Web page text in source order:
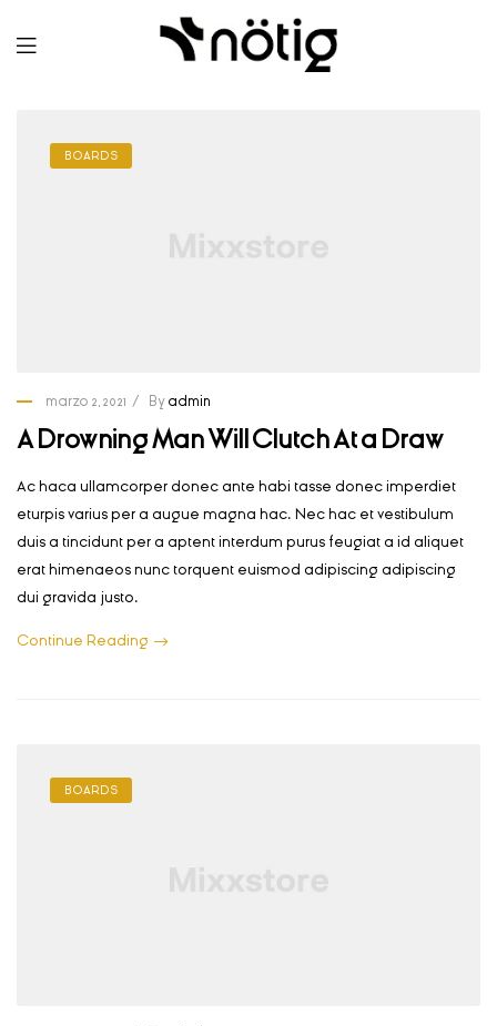
BOARDS
marzo 2, 2021 By admin
A Drowning Man Will Clutch At a Draw
Ac haca ullamcorper donec ante habi tasse donec imperdiet
eturpis varius per a augue magna hac. Nec hac et vestibulum
duis a tincidunt per a aptent interdum purus feugiat a id aliquet
erat himenaeos nunc torquent euismod adipiscing adipiscing
dui gravida justo.
Continue Reading
BOARDS